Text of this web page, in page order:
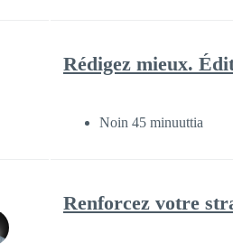
Rédigez mieux.
Noin 45 minuuttia
Renforcez votre